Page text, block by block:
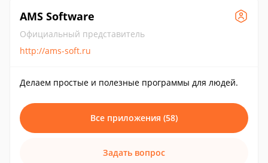
AMS Software
Официальный представитель
http://ams-soft.ru
Делаем простые и полезные программы для людей.
Все приложения (58)
Задать вопрос